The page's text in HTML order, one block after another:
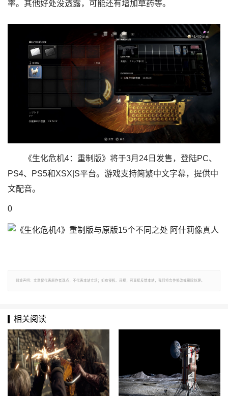
率。其他好处没透露，可能还有增加草药等。
《生化危机4：重制版》将于3月24日发售，登陆PC、
PS4、PS5和XSX|S平台。游戏支持简繁中文字幕，提供中
文配音。
0
郑重声明：文章仅代表原作者观点，不代表本站立场；如有侵权、违规，可直接反馈本站，我们将会作修改或删除处理。
相关阅读